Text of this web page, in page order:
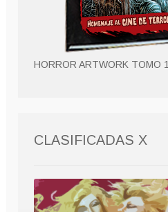
HORROR ARTWORK TOMO 1
CLASIFICADAS X